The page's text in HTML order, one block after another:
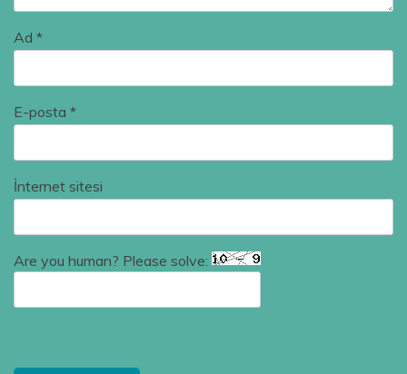
Ad *
E-posta *
İnternet sitesi
Are you human? Please solve: